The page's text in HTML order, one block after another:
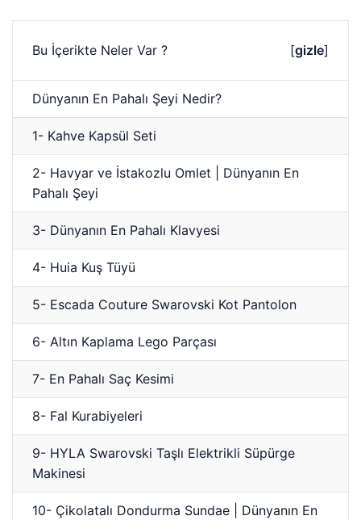
Bu İçerikte Neler Var ? [gizle]
Dünyanın En Pahalı Şeyi Nedir?
1- Kahve Kapsül Seti
2- Havyar ve İstakozlu Omlet | Dünyanın En
Pahalı Şeyi
3- Dünyanın En Pahalı Klavyesi
4- Huia Kuş Tüyü
5- Escada Couture Swarovski Kot Pantolon
6- Altın Kaplama Lego Parçası
7- En Pahalı Saç Kesimi
8- Fal Kurabiyeleri
9- HYLA Swarovski Taşlı Elektrikli Süpürge
Makinesi
10- Çikolatalı Dondurma Sundae | Dünyanın En